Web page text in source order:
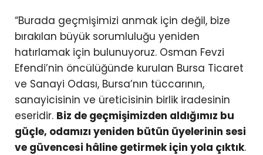
“Burada geçmişimizi anmak için değil, bize
bırakılan büyük sorumluluğu yeniden
hatırlamak için bulunuyoruz. Osman Fevzi
Efendi’nin öncülüğünde kurulan Bursa Ticaret
ve Sanayi Odası, Bursa’nın tüccarının,
sanayicisinin ve üreticisinin birlik iradesinin
eseridir. Biz de geçmişimizden aldığımız bu
güçle, odamızı yeniden bütün üyelerinin sesi
ve güvencesi hâline getirmek için yola çıktık.